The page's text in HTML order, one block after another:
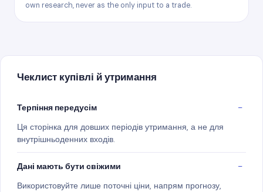
own research, never as the only input to a trade.
Чеклист купівлі й утримання
Терпіння передусім
Ця сторінка для довших періодів утримання, а не для
внутрішньоденних входів.
Дані мають бути свіжими
Використовуйте лише поточні ціни, напрям прогнозу,